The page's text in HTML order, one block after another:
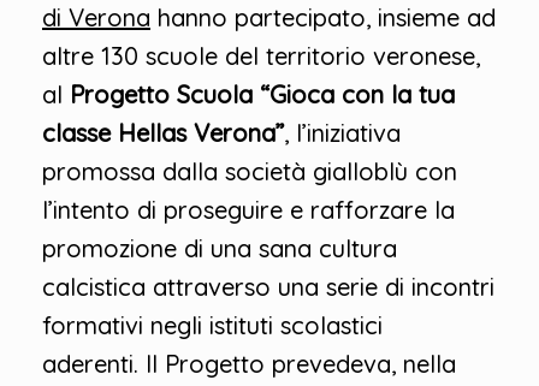
di Verona hanno partecipato, insieme ad
altre 130 scuole del territorio veronese,
al Progetto Scuola “Gioca con la tua
classe Hellas Verona”, l’iniziativa
promossa dalla società gialloblù con
l’intento di proseguire e rafforzare la
promozione di una sana cultura
calcistica attraverso una serie di incontri
formativi negli istituti scolastici
aderenti. Il Progetto prevedeva, nella